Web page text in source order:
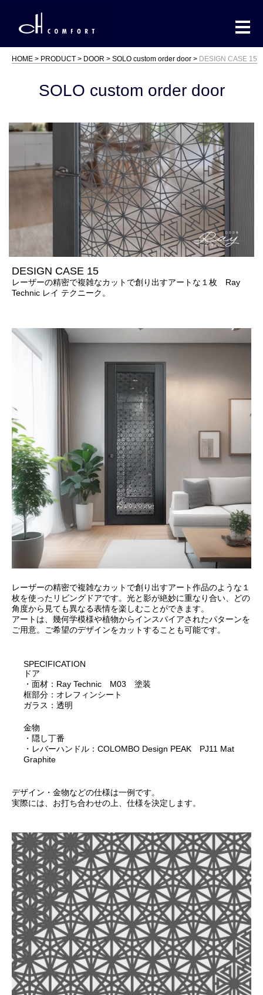
HOME PRODUCT DOOR SOLO custom order door DESIGN CASE 15
SOLO custom order door
DESIGN CASE 15
レーザーの精密で複雑なカットで創り出すアートな１枚 Ray
Technic レイ テクニーク。
レーザーの精密で複雑なカットで創り出すアート作品のような１
枚を使ったリビングドアです。光と影が絶妙に重なり合い、どの
角度から見ても異なる表情を楽しむことができます。
アートは、幾何学模様や植物からインスパイアされたパターンを
ご用意。ご希望のデザインをカットすることも可能です。
SPECIFICATION
ドア
・面材：Ray Technic M03 塗装
框部分：オレフィンシート
ガラス：透明
金物
・隠し丁番
・レバーハンドル：COLOMBO Design PEAK PJ11 Mat
Graphite
デザイン・金物などの仕様は一例です。
実際には、お打ち合わせの上、仕様を決定します。